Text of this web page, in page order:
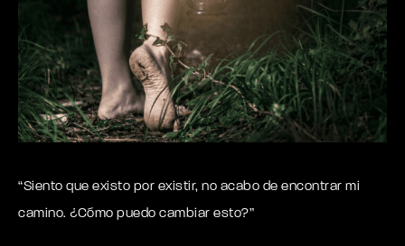
“Siento que existo por existir, no acabo de encontrar mi
camino. ¿Cómo puedo cambiar esto?”